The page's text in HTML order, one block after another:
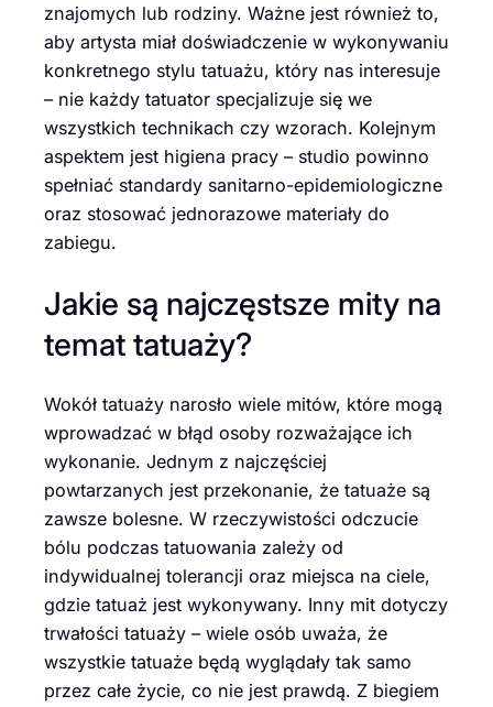
znajomych lub rodziny. Ważne jest również to,
aby artysta miał doświadczenie w wykonywaniu
konkretnego stylu tatuażu, który nas interesuje
– nie każdy tatuator specjalizuje się we
wszystkich technikach czy wzorach. Kolejnym
aspektem jest higiena pracy – studio powinno
spełniać standardy sanitarno-epidemiologiczne
oraz stosować jednorazowe materiały do
zabiegu.
Jakie są najczęstsze mity na
temat tatuaży?
Wokół tatuaży narosło wiele mitów, które mogą
wprowadzać w błąd osoby rozważające ich
wykonanie. Jednym z najczęściej
powtarzanych jest przekonanie, że tatuaże są
zawsze bolesne. W rzeczywistości odczucie
bólu podczas tatuowania zależy od
indywidualnej tolerancji oraz miejsca na ciele,
gdzie tatuaż jest wykonywany. Inny mit dotyczy
trwałości tatuaży – wiele osób uważa, że
wszystkie tatuaże będą wyglądały tak samo
przez całe życie, co nie jest prawdą. Z biegiem